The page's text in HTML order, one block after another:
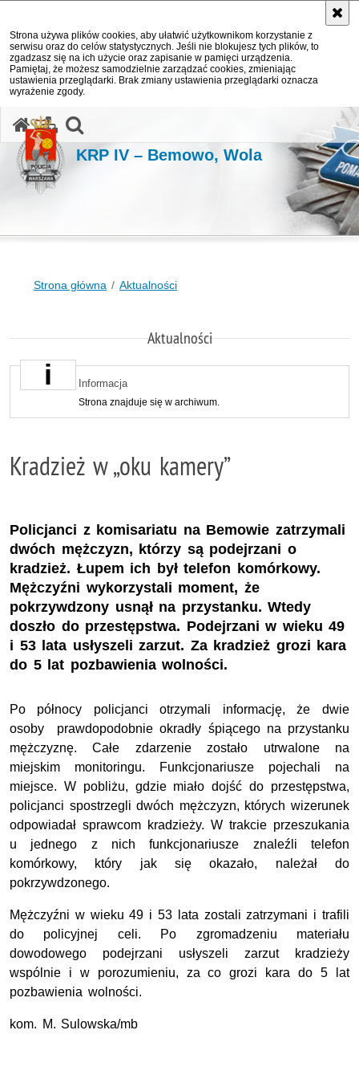
Strona używa plików cookies, aby ułatwić użytkownikom korzystanie z
serwisu oraz do celów statystycznych. Jeśli nie blokujesz tych plików, to
zgadzasz się na ich użycie oraz zapisanie w pamięci urządzenia.
Pamiętaj, że możesz samodzielnie zarządzać cookies, zmieniając
ustawienia przeglądarki. Brak zmiany ustawienia przeglądarki oznacza
wyrażenie zgody.
KRP IV – Bemowo, Wola
Strona główna Aktualności
Aktualności
Informacja
Strona znajduje się w archiwum.
Kradzież w „oku kamery”
Policjanci z komisariatu na Bemowie zatrzymali
dwóch mężczyzn, którzy są podejrzani o
kradzież. Łupem ich był telefon komórkowy.
Mężczyźni wykorzystali moment, że
pokrzywdzony usnął na przystanku. Wtedy
doszło do przestępstwa. Podejrzani w wieku 49
i 53 lata usłyszeli zarzut. Za kradzież grozi kara
do 5 lat pozbawienia wolności.
Po północy policjanci otrzymali informację, że dwie
osoby prawdopodobnie okradły śpiącego na przystanku
mężczyznę. Całe zdarzenie zostało utrwalone na
miejskim monitoringu. Funkcjonariusze pojechali na
miejsce. W pobliżu, gdzie miało dojść do przestępstwa,
policjanci spostrzegli dwóch mężczyzn, których wizerunek
odpowiadał sprawcom kradzieży. W trakcie przeszukania
u jednego z nich funkcjonariusze znaleźli telefon
komórkowy, który jak się okazało, należał do
pokrzywdzonego.
Mężczyźni w wieku 49 i 53 lata zostali zatrzymani i trafili
do policyjnej celi. Po zgromadzeniu materiału
dowodowego podejrzani usłyszeli zarzut kradzieży
wspólnie i w porozumieniu, za co grozi kara do 5 lat
pozbawienia wolności.
kom. M. Sulowska/mb